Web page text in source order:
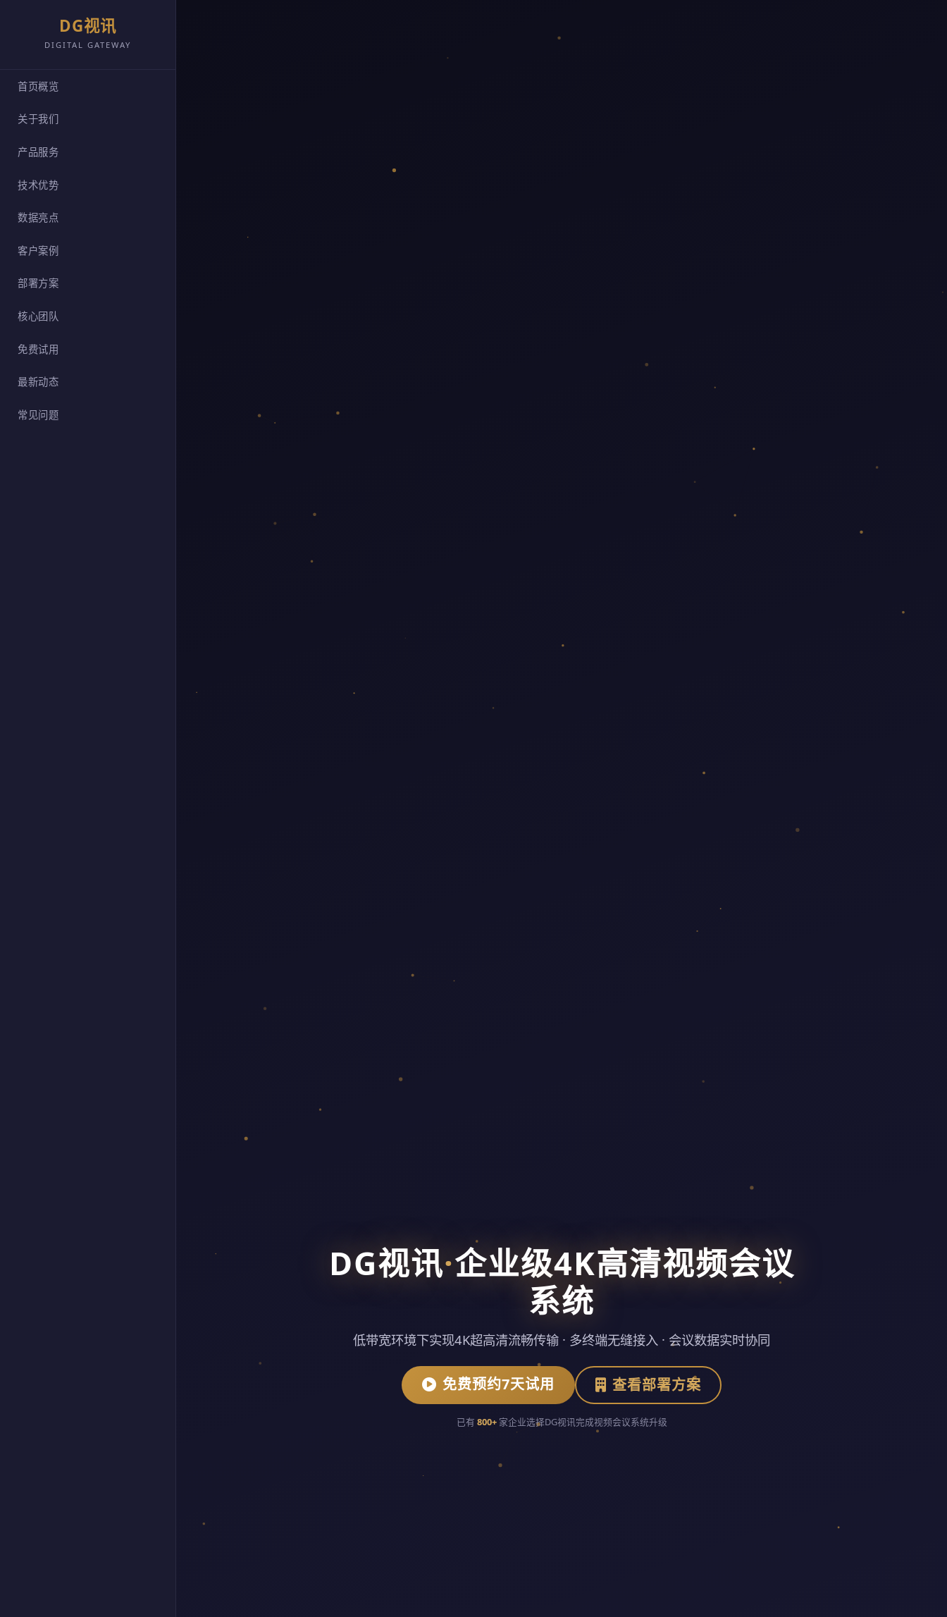
DG视讯
DIGITAL GATEWAY
首页概览
关于我们
产品服务
技术优势
数据亮点
客户案例
部署方案
核心团队
免费试用
最新动态
常见问题
DG视讯·企业级4K高清视频会议
系统
低带宽环境下实现4K超高清流畅传输 · 多终端无缝接入 · 会议数据实时协同
免费预约7天试用 查看部署方案
已有 800+家企业选择DG视讯完成视频会议系统升级